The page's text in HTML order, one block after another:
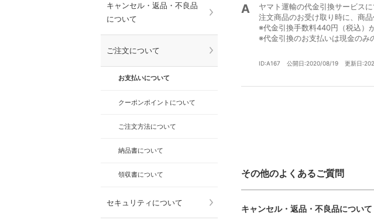
キャンセル・返品・不良品
について
ご注文について
お支払いについて
クーポンポイントについて
ご注文方法について
納品書について
領収書について
セキュリティについて
ヤマト運輸の代金引換サービスに
注文商品のお受け取り時に、商
※代金引換手数料440円（税込）
※代金引換のお支払いは現金のみ
ID:A167 公開日:2020/08/19 更新日
その他のよくあるご質問
キャンセル・返品・不良品について